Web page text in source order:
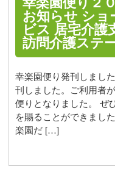
お知らせ ショ
ビス 居宅介護
訪問介護ステ
幸楽園便り発刊しまし
刊しました。ご利用者
便りとなりました。 ぜ
を賜ることができまし
楽園だ […]